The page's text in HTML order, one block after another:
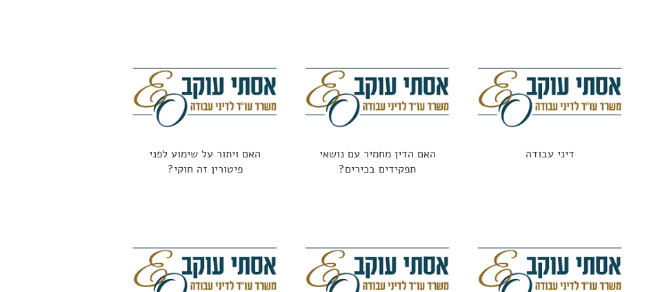
דיני עבודה
האם הדין מחמיר עם נושאי
תפקידים בכירים?
האם ויתור על שימוע לפני
פיטורין זה חוקי?